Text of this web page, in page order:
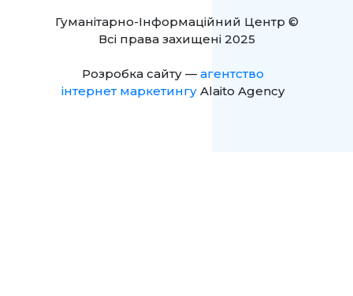
Гуманітарно-Інформаційний Центр ©
Всі права захищені 2025
Розробка сайту — агентство
інтернет маркетингу Alaito Agency